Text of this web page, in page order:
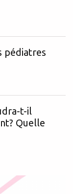
pédiatres
t-il
Quelle